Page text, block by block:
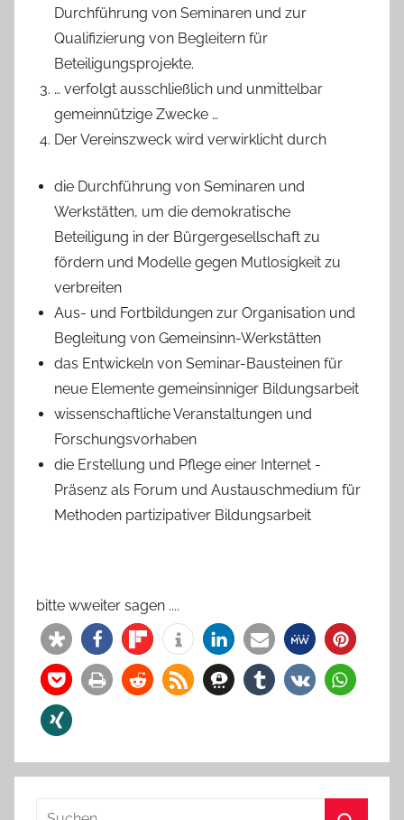
Durchführung von Seminaren und zur
Qualifizierung von Begleitern für
Beteiligungsprojekte.
… verfolgt ausschließlich und unmittelbar
gemeinnützige Zwecke …
Der Vereinszweck wird verwirklicht durch
die Durchführung von Seminaren und
Werkstätten, um die demokratische
Beteiligung in der Bürgergesellschaft zu
fördern und Modelle gegen Mutlosigkeit zu
verbreiten
Aus- und Fortbildungen zur Organisation und
Begleitung von Gemeinsinn-Werkstätten
das Entwickeln von Seminar-Bausteinen für
neue Elemente gemeinsinniger Bildungsarbeit
wissenschaftliche Veranstaltungen und
Forschungsvorhaben
die Erstellung und Pflege einer Internet -
Präsenz als Forum und Austauschmedium für
Methoden partizipativer Bildungsarbeit
bitte wweiter sagen ....
Suchen